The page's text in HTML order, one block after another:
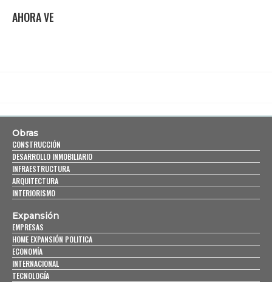
AHORA VE
Obras
CONSTRUCCIÓN
DESARROLLO INMOBILIARIO
INFRAESTRUCTURA
ARQUITECTURA
INTERIORISMO
Expansión
EMPRESAS
HOME EXPANSIÓN POLITICA
ECONOMÍA
INTERNACIONAL
TECNOLOGÍA